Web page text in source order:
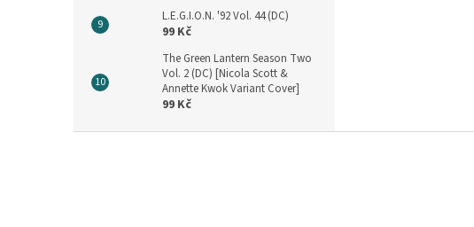
L.E.G.I.O.N. '92 Vol. 44 (DC)
99 Kč
The Green Lantern Season Two
Vol. 2 (DC) [Nicola Scott &
Annette Kwok Variant Cover]
99 Kč